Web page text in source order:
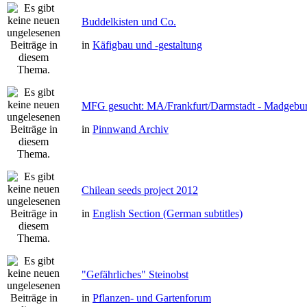
Buddelkisten und Co.
in Käfigbau und -gestaltung
MFG gesucht: MA/Frankfurt/Darmstadt -
in Pinnwand Archiv
Chilean seeds project 2012
in English Section (German subtitles)
"Gefährliches" Steinobst
in Pflanzen- und Gartenforum